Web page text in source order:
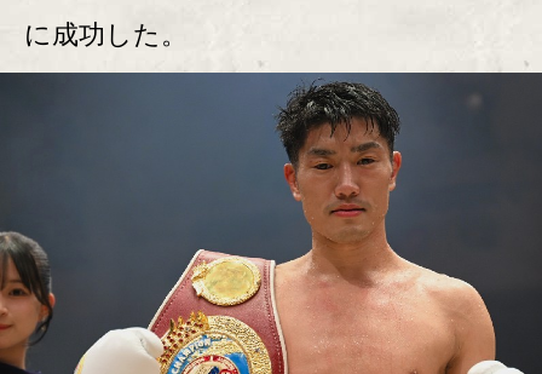
に成功した。